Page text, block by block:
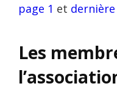
page 1 et
Les